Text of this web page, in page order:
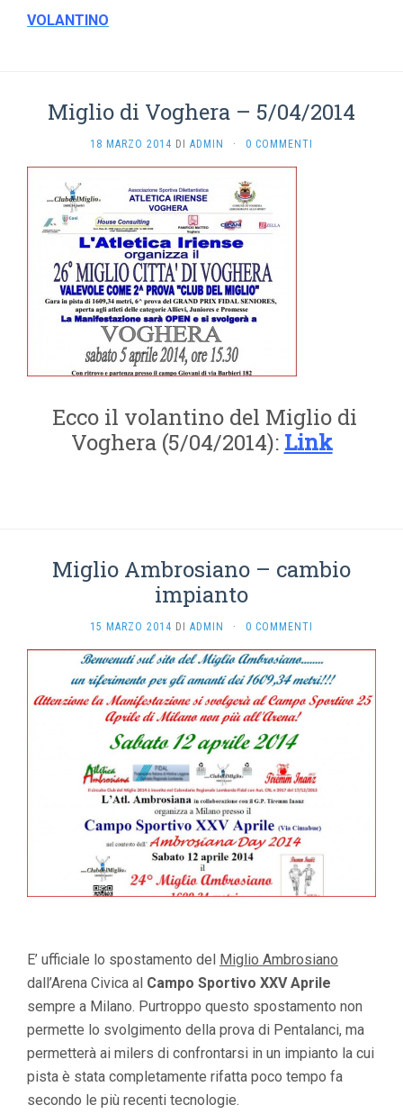
VOLANTINO
Miglio di Voghera – 5/04/2014
18 MARZO 2014 DI ADMIN · 0 COMMENTI
Ecco il volantino del Miglio di
Voghera (5/04/2014): Link
Miglio Ambrosiano – cambio
impianto
15 MARZO 2014 DI ADMIN · 0 COMMENTI
E’ ufficiale lo spostamento del Miglio Ambrosiano
dall’Arena Civica al Campo Sportivo XXV Aprile
sempre a Milano. Purtroppo questo spostamento non
permette lo svolgimento della prova di Pentalanci, ma
permetterà ai milers di confrontarsi in un impianto la cui
pista è stata completamente rifatta poco tempo fa
secondo le più recenti tecnologie.